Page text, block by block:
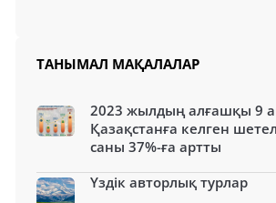
ТАНЫМАЛ МАҚАЛАЛАР
2023 жылдың алғашқы 9
Қазақстанға келген
саны 37%-ға артты
Үздік авторлық турлар